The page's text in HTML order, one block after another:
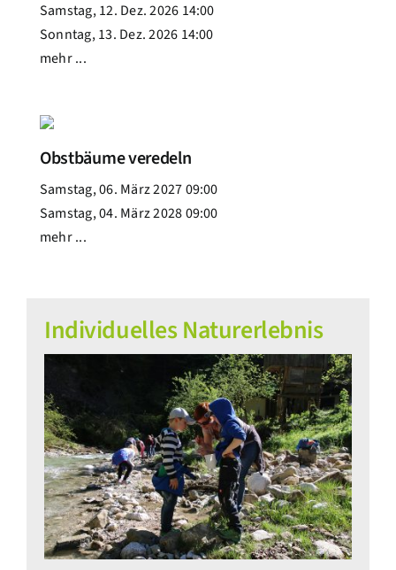
Samstag, 12. Dez. 2026 14:00
Sonntag, 13. Dez. 2026 14:00
mehr ...
Obstbäume veredeln
Samstag, 06. März 2027 09:00
Samstag, 04. März 2028 09:00
mehr ...
Individuelles Naturerlebnis